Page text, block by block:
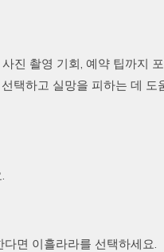
진 촬영 기회, 예약 팁까지
택하고 실망을 피하는 데 도
면 이흘라라를 선택하세요.